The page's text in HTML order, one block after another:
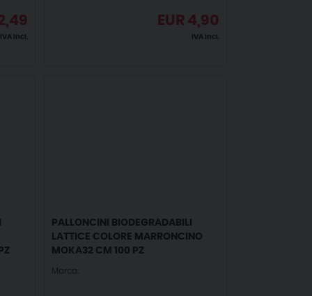
IVA incl.
EUR 4,90
IVA incl.
PALLONCINI BIODEGRADABILI
LATTICE COLORE MARRONCINO
MOKA32 CM 100 PZ
Marca: